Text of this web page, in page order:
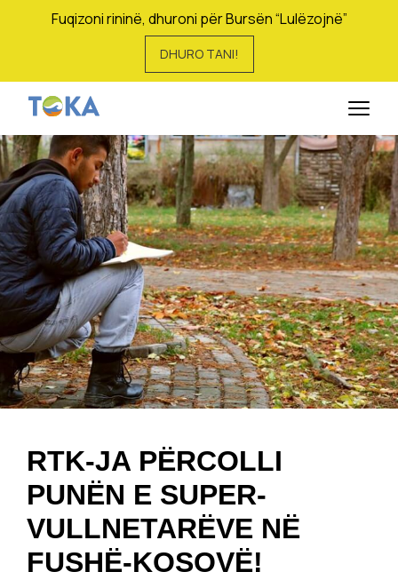
Fuqizoni rininë, dhuroni për Bursën “Lulëzojnë”
DHURO TANI!
RTK-JA PËRCOLLI
PUNËN E SUPER-
VULLNETARËVE NË
FUSHË-KOSOVË!